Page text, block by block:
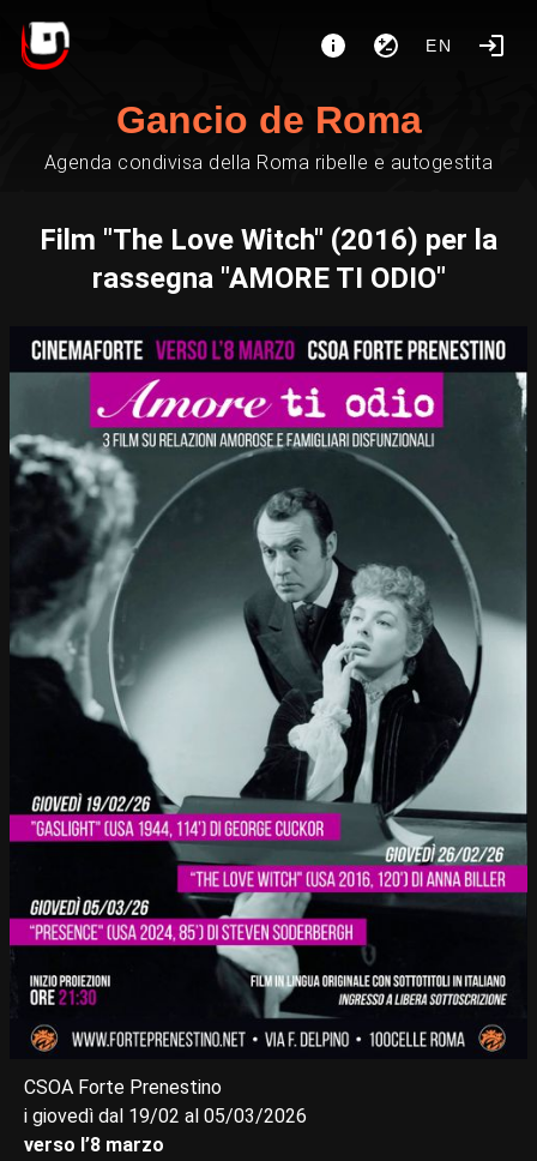
EN
Gancio de Roma
Agenda condivisa della Roma ribelle e autogestita
Film "The Love Witch" (2016) per la
rassegna "AMORE TI ODIO"
CSOA Forte Prenestino
i giovedì dal 19/02 al 05/03/2026
verso l’8 marzo